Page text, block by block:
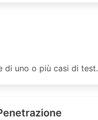
di uno o più casi di test.